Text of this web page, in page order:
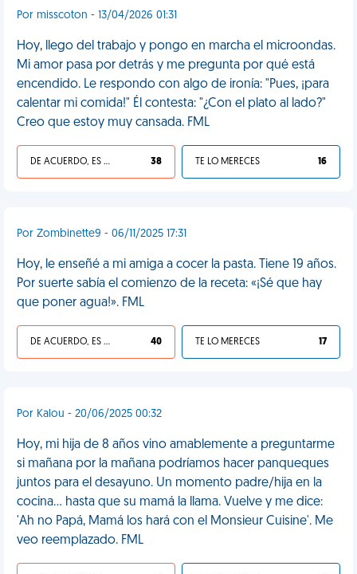
Por misscoton - 13/04/2026 01:31
Hoy, llego del trabajo y pongo en marcha el microondas.
Mi amor pasa por detrás y me pregunta por qué está
encendido. Le respondo con algo de ironía: "Pues, ¡para
calentar mi comida!" Él contesta: "¿Con el plato al lado?"
Creo que estoy muy cansada. FML
DE ACUERDO, ES UNA VIDA HP 38 TE LO MERECES 16
Por Zombinette9 - 06/11/2025 17:31
Hoy, le enseñé a mi amiga a cocer la pasta. Tiene 19 años.
Por suerte sabía el comienzo de la receta: «¡Sé que hay
que poner agua!». FML
DE ACUERDO, ES UNA VIDA HP 40 TE LO MERECES 17
Por Kalou - 20/06/2025 00:32
Hoy, mi hija de 8 años vino amablemente a preguntarme
si mañana por la mañana podríamos hacer panqueques
juntos para el desayuno. Un momento padre/hija en la
cocina… hasta que su mamá la llama. Vuelve y me dice:
'Ah no Papá, Mamá los hará con el Monsieur Cuisine'. Me
veo reemplazado. FML